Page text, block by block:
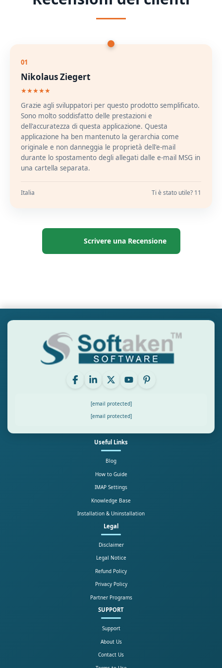
01
Nikolaus Ziegert
★★★★★
Grazie agli sviluppatori per questo prodotto semplificato.
Sono molto soddisfatto delle prestazioni e
dell'accuratezza di questa applicazione. Questa
applicazione ha ben mantenuto la gerarchia come
originale e non danneggia le proprietà dell'e-mail
durante lo spostamento degli allegati dalle e-mail MSG in
una cartella separata.
Italia Ti è stato utile? 11
Scrivere una Recensione
[email protected]
[email protected]
Useful Links
Blog
How to Guide
IMAP Settings
Knowledge Base
Installation & Uninstallation
Legal
Disclaimer
Legal Notice
Refund Policy
Privacy Policy
Partner Programs
SUPPORT
Support
About Us
Contact Us